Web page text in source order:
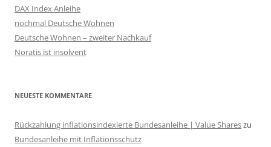
DAX Index Anleihe
nochmal Deutsche Wohnen
Deutsche Wohnen – zweiter Nachkauf
Noratis ist insolvent
NEUESTE KOMMENTARE
Rückzahlung inflationsindexierte Bundesanleihe | Value Shareszu
Bundesanleihe mit Inflationsschutz